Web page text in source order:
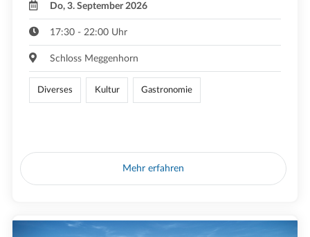
Do, 3. September 2026
17:30 - 22:00 Uhr
Schloss Meggenhorn
Diverses Kultur Gastronomie
Mehr erfahren